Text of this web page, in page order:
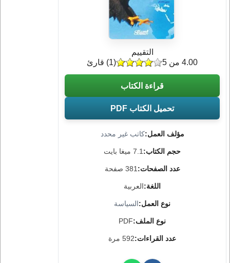
مؤلف العمل:كاتب غير محدد
حجم الكتاب: 7.1 ميغا بايت
عدد الصفحات: 381 صفحة
اللغة:العربية
نوع العمل:السياسة
نوع الملف:PDF
عدد القراءات:592 مرة
التقييم
(
1) قارئ 4.00 من 5
قراءة الكتاب
تحميل الكتاب PDF